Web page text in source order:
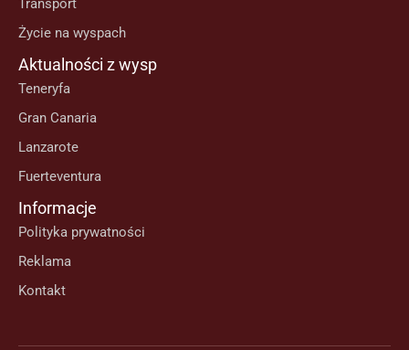
Transport
Życie na wyspach
Aktualności z wysp
Teneryfa
Gran Canaria
Lanzarote
Fuerteventura
Informacje
Polityka prywatności
Reklama
Kontakt